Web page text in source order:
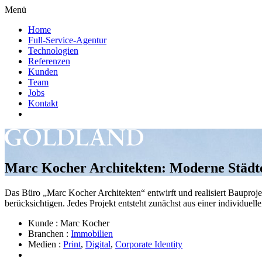
Menü
Home
Full-Service-Agentur
Technologien
Referenzen
Kunden
Team
Jobs
Kontakt
Marc Kocher Architekten: Moderne
Das Büro „Marc Kocher Architekten“ entwirft und realisiert
berücksichtigen. Jedes Projekt entsteht zunächst aus einer
Kunde : Marc Kocher
Branchen : Immobilien
Medien : Print, Digital, Corporate Identity